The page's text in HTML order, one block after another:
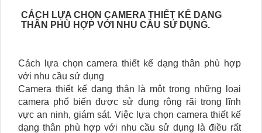
CÁCH LỰA CHỌN CAMERA THIẾT KẾ DẠNG
THÂN PHÙ HỢP VỚI NHU CẦU SỬ DỤNG.
Cách lựa chọn camera thiết kế dạng thân phù hợp
với nhu cầu sử dụng
Camera thiết kế dạng thân là một trong những loại
camera phổ biến được sử dụng rộng rãi trong lĩnh
vực an ninh, giám sát. Việc lựa chọn camera thiết kế
dạng thân phù hợp với nhu cầu sử dụng là điều rất